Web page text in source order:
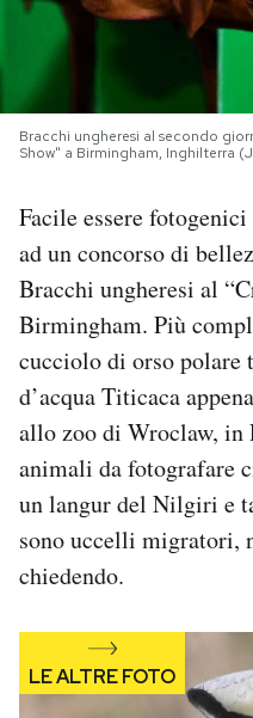
NEWSLETTER
I MIEI PREFERITI
SHOP
CALENDARIO
AREA PERSONALE
Newsletter
Notifiche mobile
Regala il Post
Hai bisogno di aiuto?
Esci
Bracchi ungheresi al secondo
Show" a Birmingham, Inghilterra
Facile essere
ad un concorso di
Bracchi ungheresi al
Birmingham. Più
cucciolo di orso polare
d’acqua Titicaca
allo zoo di Wroclaw,
animali da fotografare
un langur del Nilgiri e
sono uccelli migratori,
chiedendo.